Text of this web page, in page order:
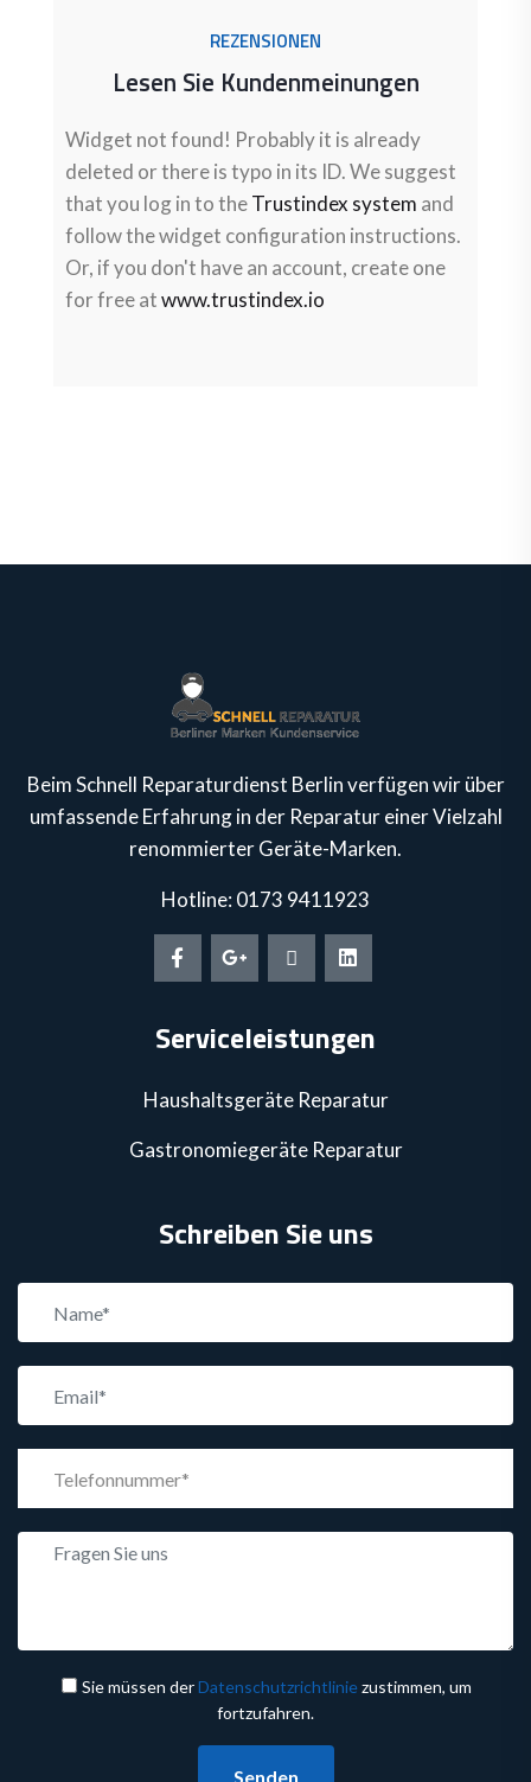
REZENSIONEN
Lesen Sie Kundenmeinungen
Widget not found! Probably it is already
deleted or there is typo in its ID. We suggest
that you log in to theTrustindex system and
follow the widget configuration instructions.
Or, if you don't have an account, create one
for free atwww.trustindex.io
Beim Schnell Reparaturdienst Berlin verfügen wir über
umfassende Erfahrung in der Reparatur einer Vielzahl
renommierter Geräte-Marken.
Hotline: 0173 9411923
Serviceleistungen
Haushaltsgeräte Reparatur
Gastronomiegeräte Reparatur
Schreiben Sie uns
Sie müssen derDatenschutzrichtliniezustimmen, um
fortzufahren.
Senden